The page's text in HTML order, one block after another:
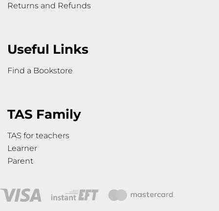
Returns and Refunds
Useful Links
Find a Bookstore
TAS Family
TAS for teachers
Learner
Parent